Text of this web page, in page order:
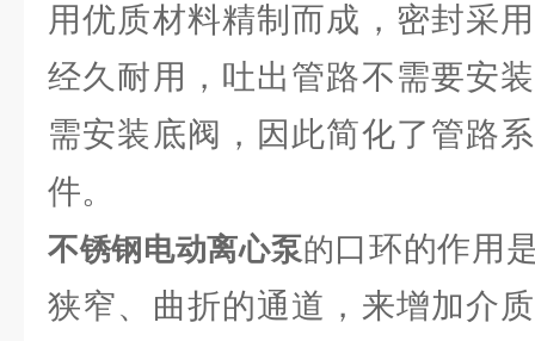
用优质材料精制而成，密封采
经久耐用，吐出管路不需要安
需安装底阀，因此简化了管路
件。
不锈钢电动离心泵的口环的作用
狭窄、曲折的通道，来增加介